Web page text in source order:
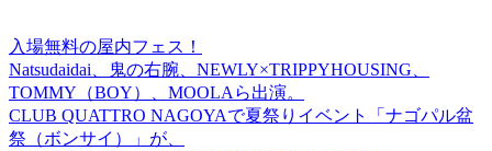
入場無料の屋内フェス！
Natsudaidai、鬼の右腕、NEWLY×TRIPPYHOUSING、
TOMMY（BOY）、MOOLAら出演。
CLUB QUATTRO NAGOYAで夏祭りイベント「ナゴパル盆
祭（ボンサイ）」が、